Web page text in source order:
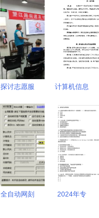
探讨志愿服
有戏主任刘
飞谈计算机
网络信息管
理与服务
计算机信息
理新版制度
解析 第1页
——计算机
网络信息管
理与服务
全自动网刻
2024年专